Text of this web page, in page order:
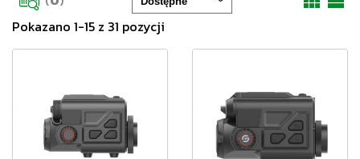
Pokazano 1-15 z 31 pozycji